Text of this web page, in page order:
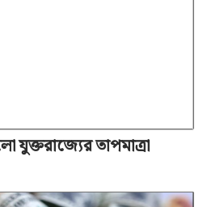
যুক্তরাজ্যের তাপমাত্রা